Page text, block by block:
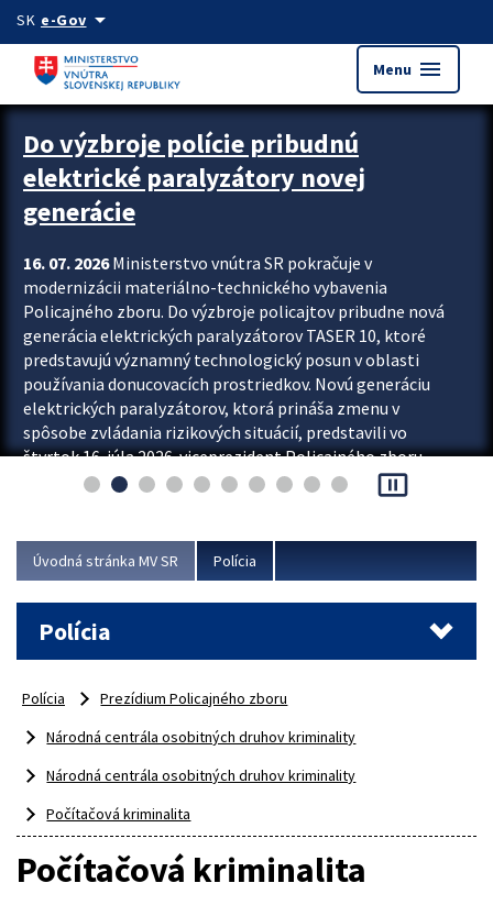
Preskocit na hlavný obsah
SK e-Govarrow_drop_down
Menu menu
Zastavit automatický posun upútavok
Do výzbroje polície pribudnú
elektrické paralyzátory novej
generácie
16. 07. 2026Ministerstvo vnútra SR pokračuje v
modernizácii materiálno-technického vybavenia
Policajného zboru. Do výzbroje policajtov pribudne nová
generácia elektrických paralyzátorov TASER 10, ktoré
predstavujú významný technologický posun v oblasti
používania donucovacích prostriedkov. Novú generáciu
elektrických paralyzátorov, ktorá prináša zmenu v
spôsobe zvládania rizikových situácií, predstavili vo
štvrtok 16. júla 2026 viceprezident Policajného zboru
Rastislav Polakovič a riaditeľ odboru výcviku...
pause_presentation
Úvodná stránka MV SR Polícia
Polícia
Polícia
Prezídium Policajného zboru
Národná centrála osobitných druhov kriminality
Národná centrála osobitných druhov kriminality
Počítačová kriminalita
Počítačová kriminalita